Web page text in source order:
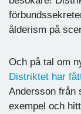
ålderism på
Och på tal om
Distriktet har
Andersson från
exempel och